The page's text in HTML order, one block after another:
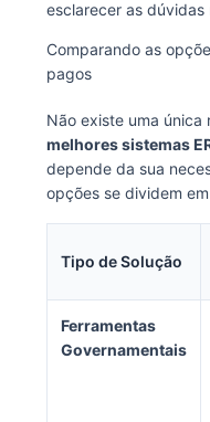
esclarecer as dúvidas
Comparando as
pagos
Não existe uma única
melhores sistemas
depende da sua
opções se dividem
Tipo de Solução
Ferramentas
Governamentais